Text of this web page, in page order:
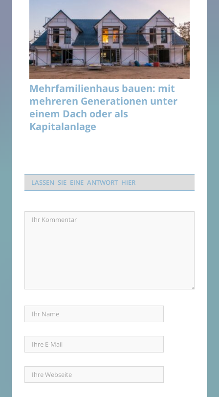
Mehrfamilienhaus bauen: mit
mehreren Generationen unter
einem Dach oder als
Kapitalanlage
LASSEN SIE EINE ANTWORT HIER